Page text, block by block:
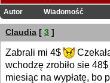
Autor Wiadomość
Claudia [ 3 ]
Zabrali mi 4$
wchodzę zrobiło sie
miesiąc na wypłatę, bo